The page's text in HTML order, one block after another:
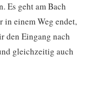
Es geht am Bach
in einem Weg endet,
den Eingang nach
gleichzeitig auch